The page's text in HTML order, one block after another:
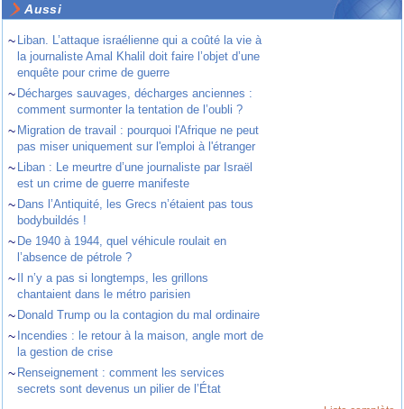
Aussi
~ Liban. L’attaque israélienne qui a coûté la vie à
la journaliste Amal Khalil doit faire l’objet d’une
enquête pour crime de guerre
~ Décharges sauvages, décharges anciennes :
comment surmonter la tentation de l’oubli ?
~ Migration de travail : pourquoi l'Afrique ne peut
pas miser uniquement sur l'emploi à l'étranger
~ Liban : Le meurtre d’une journaliste par Israël
est un crime de guerre manifeste
~ Dans l’Antiquité, les Grecs n’étaient pas tous
bodybuildés !
~ De 1940 à 1944, quel véhicule roulait en
l’absence de pétrole ?
~
Il n’y a pas si longtemps, les grillons
chantaient dans le métro parisien
~ Donald Trump ou la contagion du mal ordinaire
~ Incendies : le retour à la maison, angle mort de
la gestion de crise
~ Renseignement : comment les services
secrets sont devenus un pilier de l’État